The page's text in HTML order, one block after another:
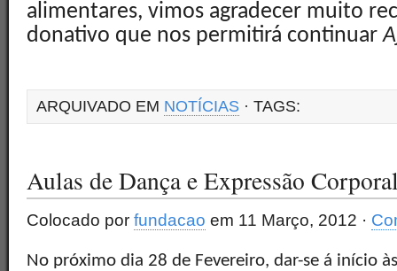
alimentares, vimos agradecer muito
donativo que nos permitirá continuar
ARQUIVADO EM NOTÍCIAS · TAGS:
Aulas de Dança e Expressão
Colocado por fundacao em 11 Março, 2012 ·
No próximo dia 28 de Fevereiro, dar-se á início